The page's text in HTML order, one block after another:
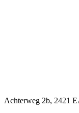
Achterweg 2b, 2421